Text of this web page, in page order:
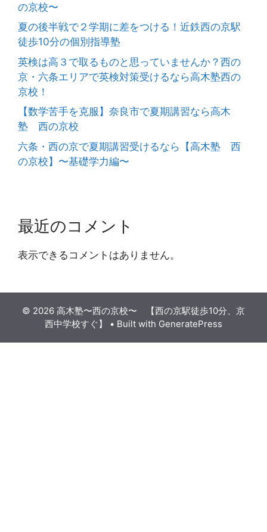
の京校〜
夏の後半戦で２学期に差をつける！近鉄西の京駅
徒歩10分の個別指導塾
英検は高３で取るものと思っていませんか？西の
京・六条エリアで英検対策受けるなら高木塾西の
京校！
【数学苦手を克服】奈良市で夏期講習なら高木
塾 西の京校
六条・西の京で夏期講習受けるなら【高木塾 西
の京校】〜基礎学力編〜
最近のコメント
表示できるコメントはありません。
© 2026 高木塾〜西の京校〜 【西の京駅徒歩10分、京
西中学校すぐ】
• Built with GeneratePress